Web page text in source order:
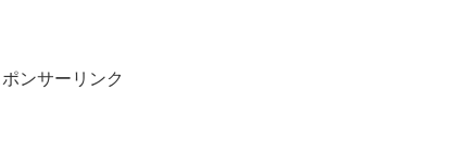
ポンサーリンク